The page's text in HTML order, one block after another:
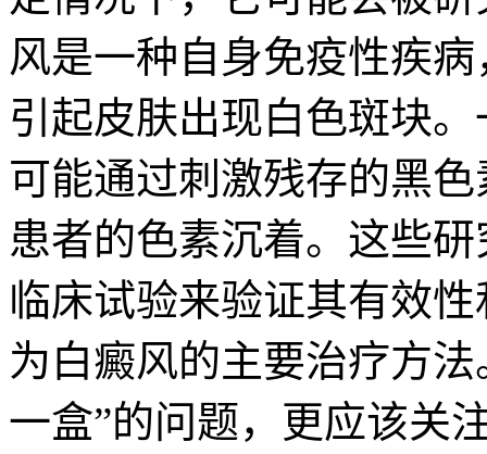
风是一种自身免疫性疾
引起皮肤出现白色斑块
可能通过刺激残存的黑
患者的色素沉着。这些
临床试验来验证其有效
为白癜风的主要治疗方
一盒”的问题，更应该关